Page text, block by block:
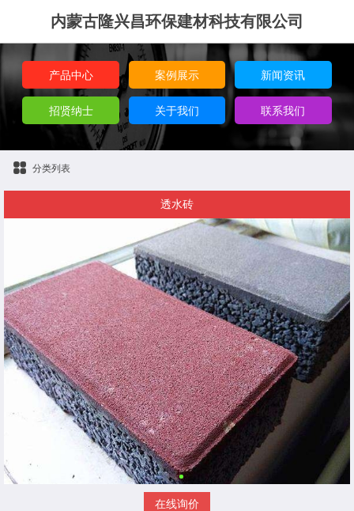
内蒙古隆兴昌环保建材科技有限公司
产品中心 案例展示 新闻资讯
招贤纳士 关于我们 联系我们
分类列表
透水砖
在线询价